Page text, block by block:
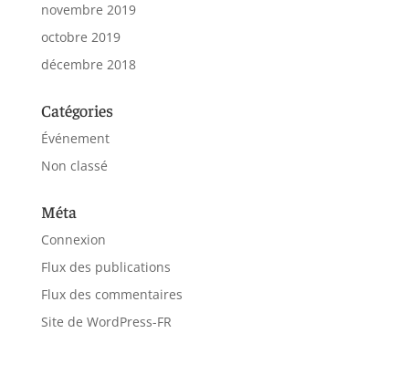
novembre 2019
octobre 2019
décembre 2018
Catégories
Événement
Non classé
Méta
Connexion
Flux des publications
Flux des commentaires
Site de WordPress-FR